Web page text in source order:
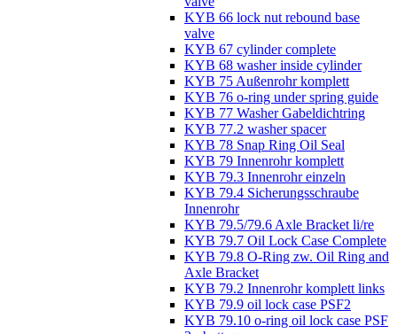
KYB 66 lock nut rebound base
valve
KYB 67 cylinder complete
KYB 68 washer inside cylinder
KYB 75 Außenrohr komplett
KYB 76 o-ring under spring guide
KYB 77 Washer Gabeldichtring
KYB 77.2 washer spacer
KYB 78 Snap Ring Oil Seal
KYB 79 Innenrohr komplett
KYB 79.3 Innenrohr einzeln
KYB 79.4 Sicherungsschraube
Innenrohr
KYB 79.5/79.6 Axle Bracket li/re
KYB 79.7 Oil Lock Case Complete
KYB 79.8 O-Ring zw. Oil Ring and
Axle Bracket
KYB 79.2 Innenrohr komplett links
KYB 79.9 oil lock case PSF2
KYB 79.10 o-ring oil lock case PSF